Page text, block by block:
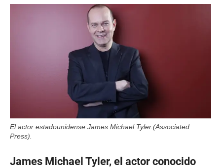
El actor estadounidense James Michael Tyler.(Associated
Press).
James Michael Tyler, el actor conocido